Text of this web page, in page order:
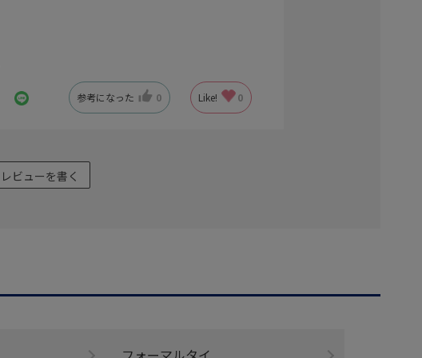
参考になった 0 Like! 0
レビューを書く